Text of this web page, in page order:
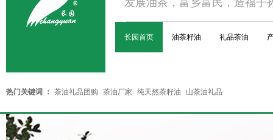
发展油茶，富乡富民，造福子
长园首页 油茶籽油 礼品茶油
热门关键词 ： 茶油礼品团购 茶油厂家 纯天然茶籽油 山茶油礼品